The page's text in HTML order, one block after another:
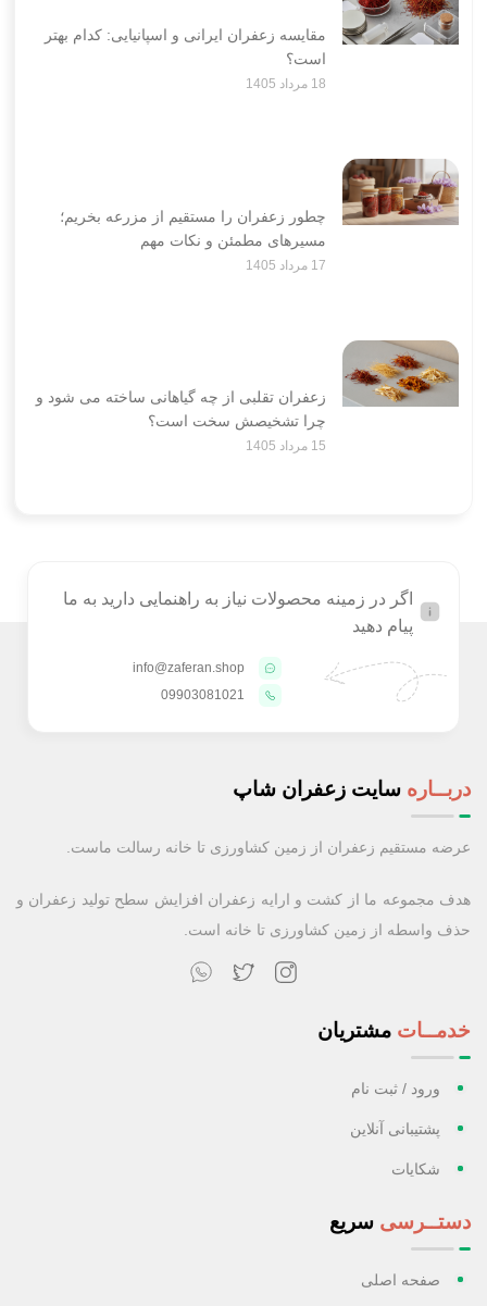
مقایسه زعفران ایرانی و اسپانیایی: کدام بهتر
است؟
18 مرداد 1405
چطور زعفران را مستقیم از مزرعه بخریم؛
مسیرهای مطمئن و نکات مهم
17 مرداد 1405
زعفران تقلبی از چه گیاهانی ساخته می شود و
چرا تشخیصش سخت است؟
15 مرداد 1405
اگر در زمینه محصولات نیاز به راهنمایی دارید به ما
پیام دهید
info@zaferan.shop
09903081021
دربــاره سایت زعفران شاپ
عرضه مستقیم زعفران از زمین کشاورزی تا خانه رسالت ماست.
هدف مجموعه ما از کشت و ارایه زعفران افزایش سطح تولید زعفران و
حذف واسطه از زمین کشاورزی تا خانه است.
خدمــات مشتریان
ورود / ثبت نام
پشتیبانی آنلاین
شکایات
دستــرسی سریع
صفحه اصلی